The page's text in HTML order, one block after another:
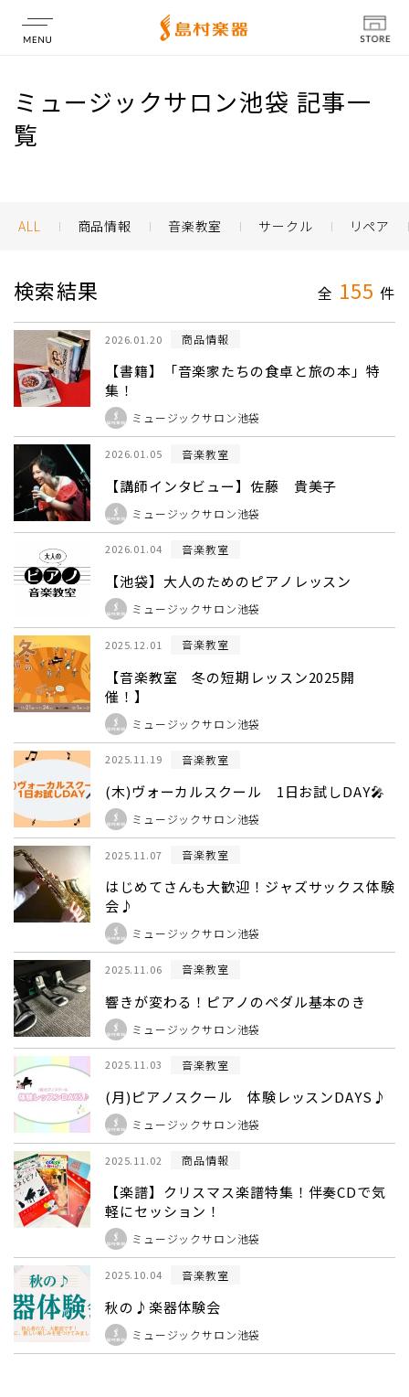
店舗情報
ミュージックサロン池袋 記事一
覧
ALL 商品情報 音楽教室 サークル リペア
検索結果 全 155 件
2026.01.20 商品情報
【書籍】「音楽家たちの食卓と旅の本」特
集！
ミュージックサロン池袋
2026.01.05 音楽教室
【講師インタビュー】佐藤 貴美子
ミュージックサロン池袋
2026.01.04 音楽教室
【池袋】大人のためのピアノレッスン
ミュージックサロン池袋
2025.12.01 音楽教室
【音楽教室 冬の短期レッスン2025開
催！】
ミュージックサロン池袋
2025.11.19 音楽教室
(木)ヴォーカルスクール 1日お試しDAY🎤
ミュージックサロン池袋
2025.11.07 音楽教室
はじめてさんも大歓迎！ジャズサックス体験
会♪
ミュージックサロン池袋
2025.11.06 音楽教室
響きが変わる！ピアノのペダル基本のき
ミュージックサロン池袋
2025.11.03 音楽教室
(月)ピアノスクール 体験レッスンDAYS♪
ミュージックサロン池袋
2025.11.02 商品情報
【楽譜】クリスマス楽譜特集！伴奏CDで気
軽にセッション！
ミュージックサロン池袋
2025.10.04 音楽教室
秋の♪楽器体験会
ミュージックサロン池袋